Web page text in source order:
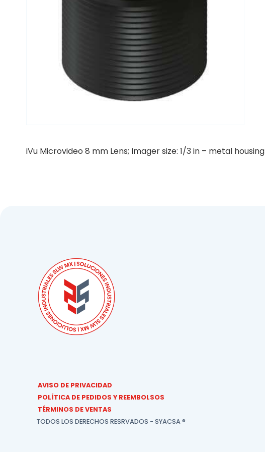
iVu Microvideo 8 mm Lens; Imager size: 1/3 in – metal housing
AVISO DE PRIVACIDAD
POLÍTICA DE PEDIDOS Y REEMBOLSOS
TÉRMINOS DE VENTAS
TODOS LOS DERECHOS RESRVADOS - SYACSA ®